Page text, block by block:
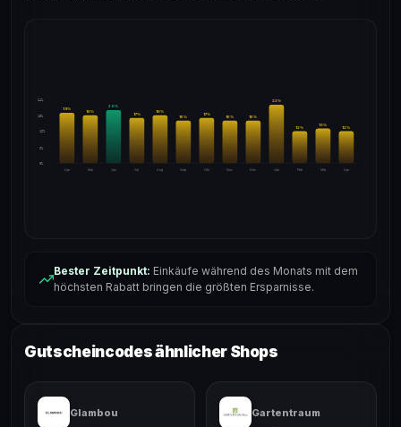
24%
18%
12%
6%
0%
Apr
19%
Mai
18%
Jun
20%
Jul
17%
Aug
18%
Sep
16%
Okt
17%
Nov
16%
Dez
16%
Jan
22%
Feb
12%
Mär
13%
Apr
12%
Bester Zeitpunkt: Einkäufe während des Monats mit dem
höchsten Rabatt bringen die größten Ersparnisse.
Gutscheincodes ähnlicher Shops
Glambou Gartentraum